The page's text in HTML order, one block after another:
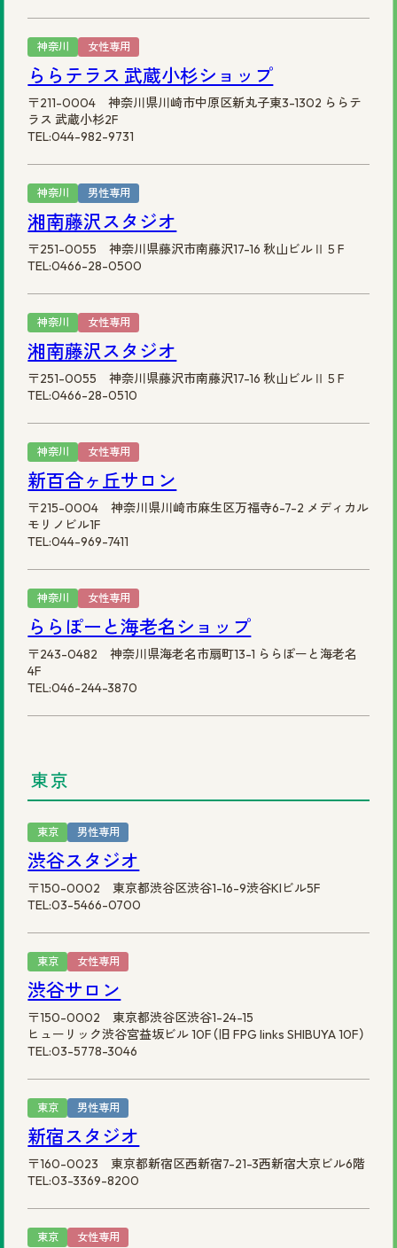
神奈川 女性専用
ららテラス 武蔵小杉ショップ
〒211-0004 神奈川県川崎市中原区新丸子東3-1302 ららテ
ラス 武蔵小杉2F
TEL:044-982-9731
神奈川 男性専用
湘南藤沢スタジオ
〒251-0055 神奈川県藤沢市南藤沢17-16 秋山ビルⅡ５F
TEL:0466-28-0500
神奈川 女性専用
湘南藤沢スタジオ
〒251-0055 神奈川県藤沢市南藤沢17-16 秋山ビルⅡ５F
TEL:0466-28-0510
神奈川 女性専用
新百合ヶ丘サロン
〒215-0004 神奈川県川崎市麻生区万福寺6-7-2 メディカル
モリノビル1F
TEL:044-969-7411
神奈川 女性専用
ららぽーと海老名ショップ
〒243-0482 神奈川県海老名市扇町13-1 ららぽーと海老名
4F
TEL:046-244-3870
東京
東京 男性専用
渋谷スタジオ
〒150-0002 東京都渋谷区渋谷1-16-9渋谷KIビル5F
TEL:03-5466-0700
東京 女性専用
渋谷サロン
〒150-0002 東京都渋谷区渋谷1-24-15
ヒューリック渋谷宮益坂ビル 10F（旧 FPG links SHIBUYA 10F）
TEL:03-5778-3046
東京 男性専用
新宿スタジオ
〒160-0023 東京都新宿区西新宿7-21-3西新宿大京ビル6階
TEL:03-3369-8200
東京 女性専用